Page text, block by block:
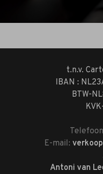
t.n.v.
IBAN :
BTW-
E-mail:
Antoni van